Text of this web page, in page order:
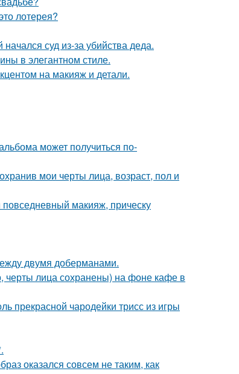
лотерея?
суд из-за убийства деда.
в элегантном стиле.
на макияж и детали.
может получиться по-
мои черты лица, возраст, пол и
макияж, прическу
двумя доберманами.
черты лица сохранены) на фоне кафе в
прекрасной чародейки трисс из игры
оказался совсем не таким, как